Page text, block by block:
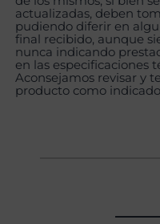
actualizadas, deben
pudiendo diferir en
final recibido, aunque
nunca indicando
en las especificaciones
Aconsejamos revisar y
producto como